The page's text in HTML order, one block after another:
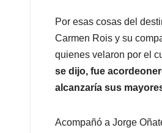
Por esas cosas del
Carmen Rois y su
quienes velaron por el
se dijo, fue
alcanzaría sus
Acompañó a Jorge